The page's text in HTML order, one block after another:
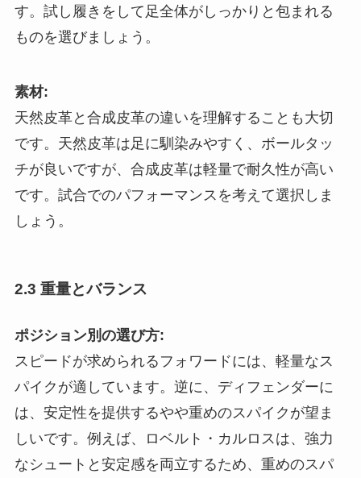
す。試し履きをして足全体がしっかりと包まれる
ものを選びましょう。
素材:
天然皮革と合成皮革の違いを理解することも大切
です。天然皮革は足に馴染みやすく、ボールタッ
チが良いですが、合成皮革は軽量で耐久性が高い
です。試合でのパフォーマンスを考えて選択しま
しょう。
2.3 重量とバランス
ポジション別の選び方:
スピードが求められるフォワードには、軽量なス
パイクが適しています。逆に、ディフェンダーに
は、安定性を提供するやや重めのスパイクが望ま
しいです。例えば、ロベルト・カルロスは、強力
なシュートと安定感を両立するため、重めのスパ